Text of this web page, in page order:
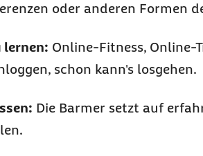
oder anderen Formen
lernen: Online-Fitness, Online-
schon kann's losgehen.
Die Barmer setzt auf